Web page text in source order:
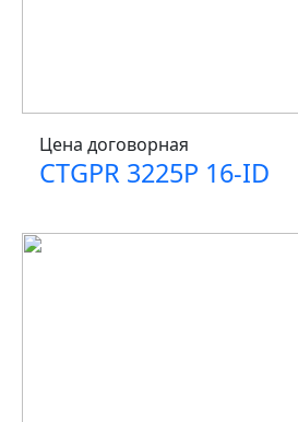
Цена договорная
CTGPR 3225P 16-ID